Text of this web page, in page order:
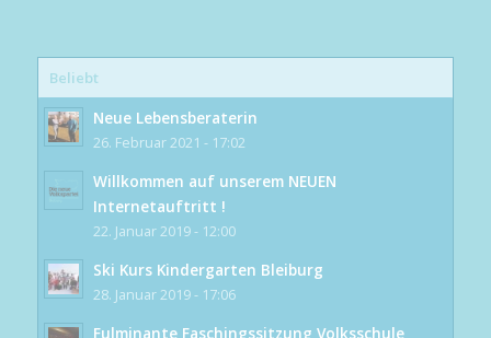
Beliebt
Neue Lebensberaterin
26. Februar 2021 - 17:02
Willkommen auf unserem NEUEN
Internetauftritt !
22. Januar 2019 - 12:00
Ski Kurs Kindergarten Bleiburg
28. Januar 2019 - 17:06
Fulminante Faschingssitzung Volksschule